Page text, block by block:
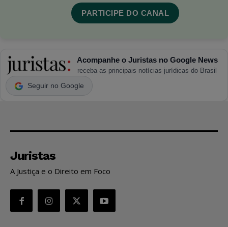
PARTICIPE DO CANAL
Acompanhe o Juristas no Google News
receba as principais notícias jurídicas do Brasil
Seguir no Google
Juristas
A Justiça e o Direito em Foco